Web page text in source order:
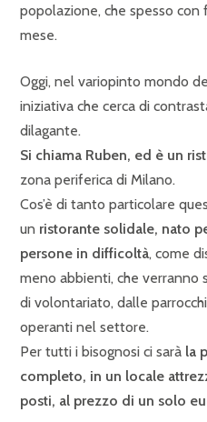
popolazione, che spesso con
mese.
Oggi, nel variopinto mondo
iniziativa che cerca di
dilagante.
Si chiama Ruben, ed è un
zona periferica di Milano.
Cos’è di tanto particolare
un ristorante solidale, nato
persone in difficoltà, come
meno abbienti, che verranno
di volontariato, dalle
operanti nel settore.
Per tutti i bisognosi ci sarà la
completo, in un locale
posti, al prezzo di un solo